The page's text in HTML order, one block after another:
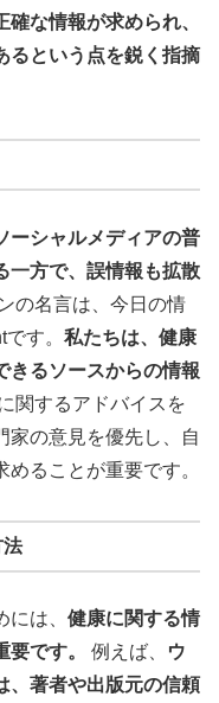
な情報が求められ、
るという点を鋭く指摘
ーシャルメディアの普
一方で、誤情報も拡散
の名言は、今日の情
す。 私たちは、健康
きるソースからの情報
関するアドバイスを
家の意見を優先し、自
ることが重要です。
は、 健康に関する情
です。
例えば、
ウ
、著者や出版元の信頼